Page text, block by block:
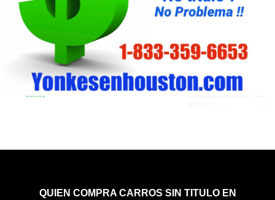
QUIEN COMPRA CARROS SIN TITULO EN